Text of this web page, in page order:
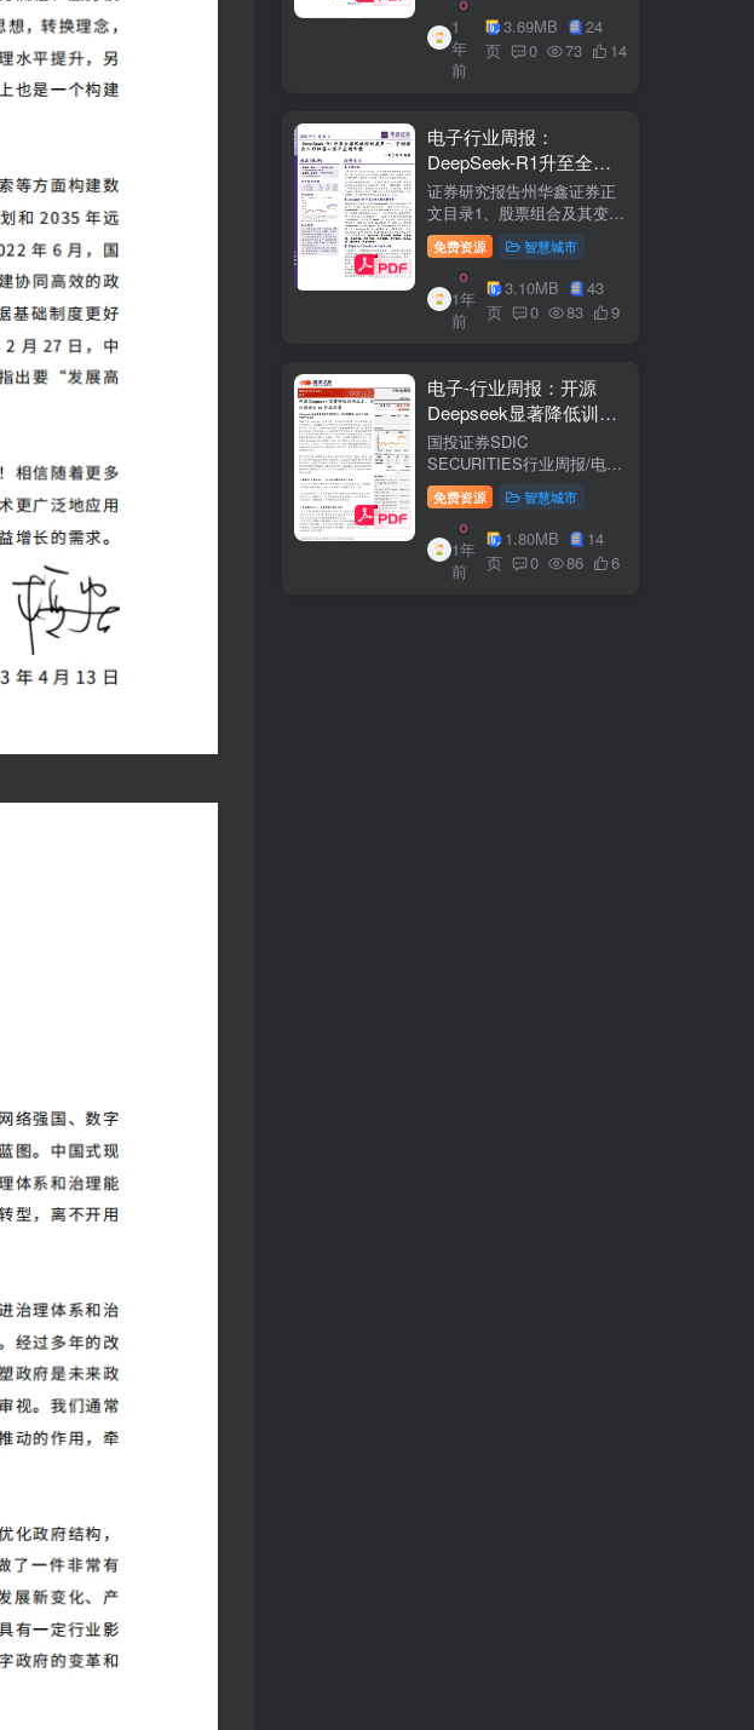
万国数据、河北省凤凰谷零
碳发展研究院、绿色和平等
单位的大力支持。
1
年
前
3.69MB
24
页
0 73 14
电子行业周报：
DeepSeek-R1升至全球
风格控制类第一，宇树推
出人形机器人首个应用方
案
证券研究报告州华鑫证券正
文目录1、股票组合及其变
化.51.1、本周重点推荐及推
荐组...51.2、海外龙头一
览。62、周度行情分析及展
望.…82.1、周涨幅排行…
2.2、行业重点公司估值水平
免费资源 智慧城市
1年
前
3.10MB
43
页
0 83 9
电子-行业周报：开源
Deepseek显著降低训练
成本，关注推理与AI终端
进展
国投证券SDIC
SECURITIES行业周报/电于
目内容目录1.本周新闻一
览.42.行业数据跟踪.…62.1.
半导体：半导体行业：两大
收购事件来袭...62.2.SiC:8家
碳化硅相关企业完成融
免费资源 智慧城市
1年
前
1.80MB
14
页
0 86 6